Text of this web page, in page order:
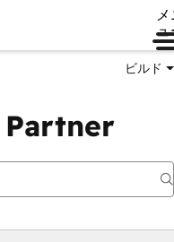
ュ
ビルド
Partner